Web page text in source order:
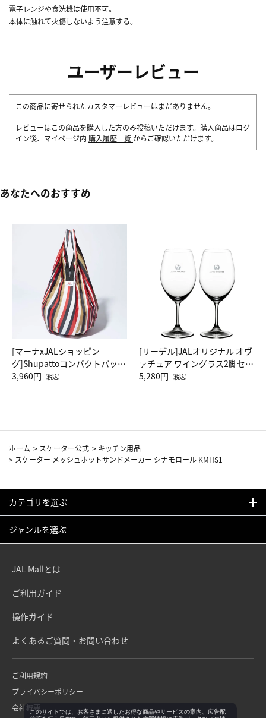
電子レンジや食洗機は使用不可。
本体に触れて火傷しないよう注意する。
ユーザーレビュー
この商品に寄せられたカスタマーレビューはまだありません。
レビューはこの商品を購入した方のみ投稿いただけます。購入商品はログ
イン後、マイページ内 購入履歴一覧 からご確認いただけます。
あなたへのおすすめ
[マーナxJALショッピン
グ]Shupattoコンパクトバッグ
Drop JAL客室乗務員（LC）ス
3,960円 （税込）
[リーデル]JALオリジナル オヴ
ァチュア ワイングラス2脚セッ
ト（レッドワイン）
5,280円 （税込）
ホーム > スケーター公式 > キッチン用品
> スケーター メッシュホットサンドメーカー シナモロール KMHS1
カテゴリを選ぶ
ジャンルを選ぶ
JAL Mallとは
ご利用ガイド
操作ガイド
よくあるご質問・お問い合わせ
ご利用規約
プライバシーポリシー
会社概要このサイトでは、お客さまに適したお得な商品やサービスの案内、広告配